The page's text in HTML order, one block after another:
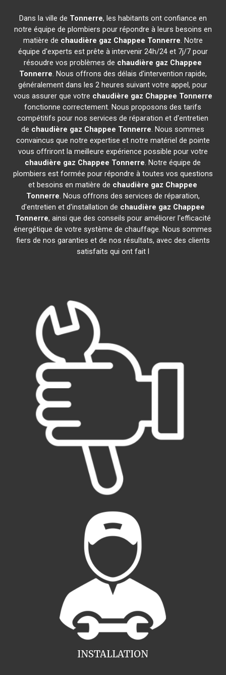
Dans la ville de Tonnerre, les habitants ont confiance en
notre équipe de plombiers pour répondre à leurs besoins en
matière de chaudière gaz Chappee Tonnerre. Notre
équipe d'experts est prête à intervenir 24h/24 et 7j/7 pour
résoudre vos problèmes de chaudière gaz Chappee
Tonnerre. Nous offrons des délais d'intervention rapide,
généralement dans les 2 heures suivant votre appel, pour
vous assurer que votre chaudière gaz Chappee Tonnerre
fonctionne correctement. Nous proposons des tarifs
compétitifs pour nos services de réparation et d'entretien
de chaudière gaz Chappee Tonnerre. Nous sommes
convaincus que notre expertise et notre matériel de pointe
vous offriront la meilleure expérience possible pour votre
chaudière gaz Chappee Tonnerre. Notre équipe de
plombiers est formée pour répondre à toutes vos questions
et besoins en matière de chaudière gaz Chappee
Tonnerre. Nous offrons des services de réparation,
d'entretien et d'installation de chaudière gaz Chappee
Tonnerre, ainsi que des conseils pour améliorer l'efficacité
énergétique de votre système de chauffage. Nous sommes
fiers de nos garanties et de nos résultats, avec des clients
satisfaits qui ont fait l
INSTALLATION